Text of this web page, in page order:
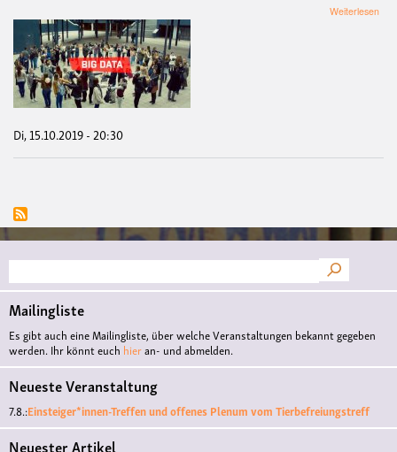
Weiterlesen
Di, 15.10.2019 - 20:30
Suche
Mailingliste
Es gibt auch eine Mailingliste, über welche Veranstaltungen bekannt gegeben
werden. Ihr könnt euch hieran- und abmelden.
Neueste Veranstaltung
7.8.:Einsteiger*innen-Treffen und offenes Plenum vom Tierbefreiungstreff
Neuester Artikel